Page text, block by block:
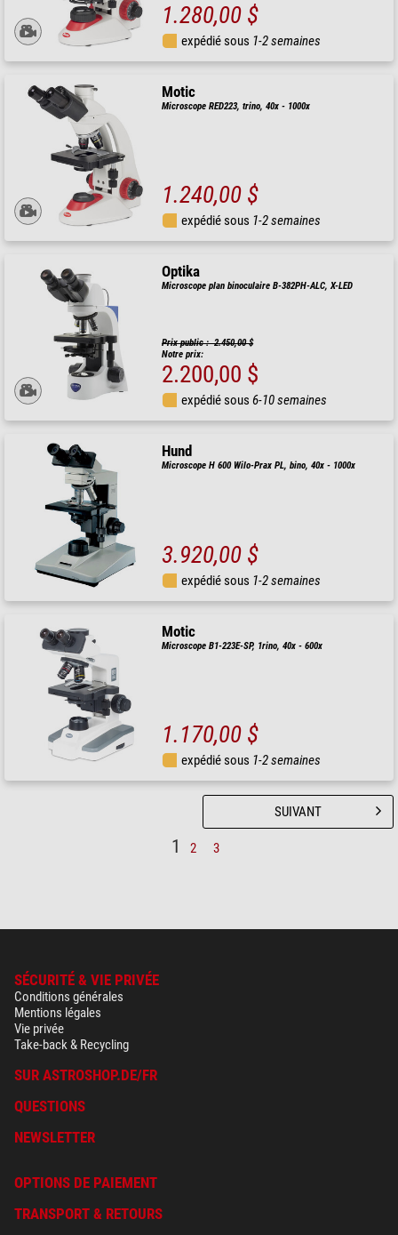
1.280,00 $
expédié sous 1-2 semaines
Motic
Microscope RED223, trino, 40x - 1000x
1.240,00 $
expédié sous 1-2 semaines
Optika
Microscope plan binoculaire B-382PH-ALC, X-LED
Prix public : 2.450,00 $
Notre prix:
2.200,00 $
expédié sous6-10 semaines
Hund
Microscope H 600 Wilo-Prax PL, bino, 40x - 1000x
3.920,00 $
expédié sous 1-2 semaines
Motic
Microscope B1-223E-SP, 1rino, 40x - 600x
1.170,00 $
expédié sous 1-2 semaines
1 2 3
SUIVANT
SÉCURITÉ & VIE PRIVÉE
Conditions générales
Mentions légales
Vie privée
Take-back & Recycling
SUR ASTROSHOP.DE/FR
QUESTIONS
NEWSLETTER
OPTIONS DE PAIEMENT
TRANSPORT & RETOURS